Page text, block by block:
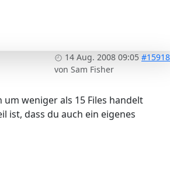
14 Aug. 2008 09:05 #15918
von Sam Fisher
weniger als 15 Files handelt
ist, dass du auch ein eigenes